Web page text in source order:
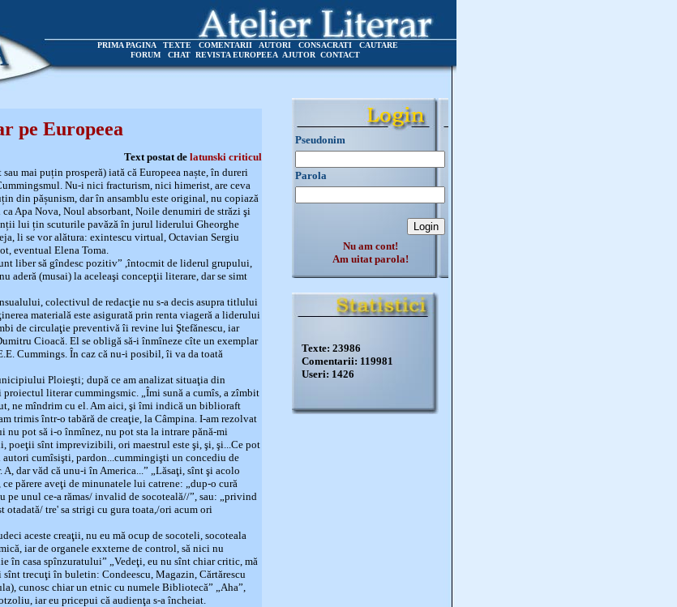
PRIMA PAGINA TEXTE COMENTARII AUTORI CONSACRATI
CAUTARE
FORUM
CHAT REVISTA EUROPEEA AJUTOR CONTACT
pe Europeea
Text postat de latunski criticul
mai puțin prosperă) iată că Europeea naște, în dureri
Nu-i nici fracturism, nici himerist, are ceva
din pășunism, dar în ansamblu este original, nu copiază
Apa Nova, Noul absorbant, Noile denumiri de străzi şi
lui țin scuturile pavăză în jurul liderului Gheorghe
li se vor alătura: exintescu virtual, Octavian Sergiu
eventual Elena Toma.
liber să gîndesc pozitiv” ,întocmit de liderul grupului,
aderă (musai) la aceleaşi concepţii literare, dar se simt
colectivul de redacţie nu s-a decis asupra titlului
materială este asigurată prin renta viageră a liderului
de circulaţie preventivă îi revine lui Ştefănescu, iar
Cioacă. El se obligă să-i înmîneze cîte un exemplar
Cummings. În caz că nu-i posibil, îi va da toată
Ploieşti; după ce am analizat situaţia din
proiectul literar cummingsmic. „Îmi sună a cumîs, a zîmbit
ne mîndrim cu el. Am aici, şi îmi indică un biblioraft
trimis într-o tabără de creaţie, la Câmpina. I-am rezolvat
nu pot să i-o înmînez, nu pot sta la intrare pănă-mi
poeţii sînt imprevizibili, ori maestrul este şi, şi, şi...Ce pot
autori cumîsişti, pardon...cummingişti un concediu de
dar văd că unu-i în America...” „Lăsaţi, sînt şi acolo
părere aveţi de minunatele lui catrene: „dup-o cură
pe unul ce-a rămas/ invalid de socoteală//”, sau: „privind
otadată/ tre' sa strigi cu gura toata,/ori acum ori
aceste creaţii, nu eu mă ocup de socoteli, socoteala
iar de organele exxterne de control, să nici nu
în casa spînzuratului” „Vedeţi, eu nu sînt chiar critic, mă
trecuţi în buletin: Condeescu, Magazin, Cărtărescu
cunosc chiar un etnic cu numele Bibliotecă” „Aha”,
iar eu pricepui că audienţa s-a încheiat.
Pseudonim
Parola
Nu am cont!
Am uitat parola!
Texte: 23986
Comentarii: 119981
Useri: 1426